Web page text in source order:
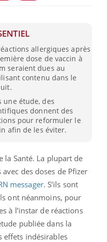
allergiques après
dose de vaccin à
seraient dues au
contenu dans le
une étude, des
donnent des
pour reformuler le
afin de les éviter.
la Santé. La plupart de
des doses de Pfizer
messager. S’ils sont
ont néanmoins, pour
à l’instar de réactions
publiée dans la
effets indésirables